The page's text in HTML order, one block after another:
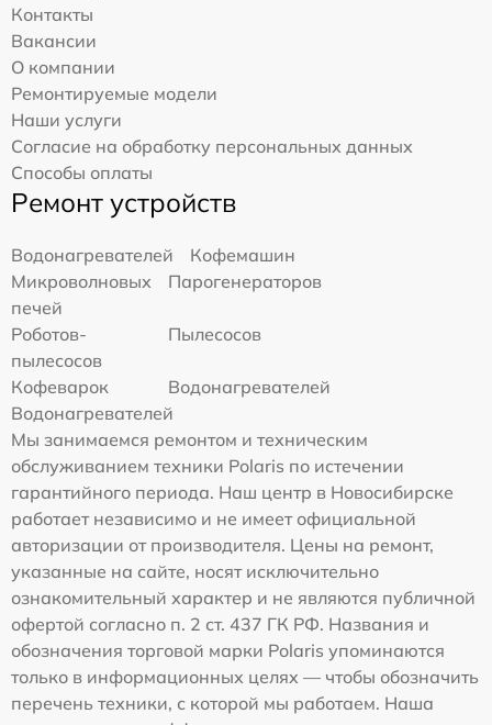
Контакты
Вакансии
О компании
Ремонтируемые модели
Наши услуги
Согласие на обработку персональных данных
Способы оплаты
Ремонт устройств
Водонагревателей
Кофемашин
Микроволновых
печей
Парогенераторов
Роботов-
пылесосов
Пылесосов
Кофеварок
Водонагревателей
Водонагревателей
Мы занимаемся ремонтом и техническим
обслуживанием техники Polaris по истечении
гарантийного периода. Наш центр в Новосибирске
работает независимо и не имеет официальной
авторизации от производителя. Цены на ремонт,
указанные на сайте, носят исключительно
ознакомительный характер и не являются публичной
офертой согласно п. 2 ст. 437 ГК РФ. Названия и
обозначения торговой марки Polaris упоминаются
только в информационных целях — чтобы обозначить
перечень техники, с которой мы работаем. Наша